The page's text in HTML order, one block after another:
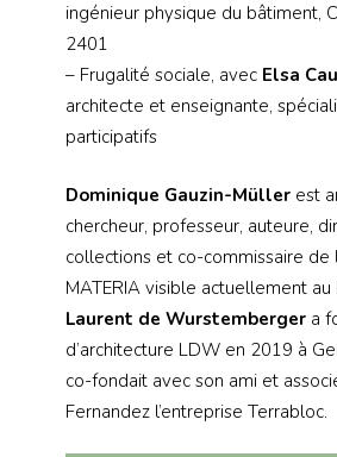
ingénieur physique du bâtiment,
2401
– Frugalité sociale, avec Elsa
architecte et enseignante,
participatifs
Dominique Gauzin-Müller est
chercheur, professeur, auteure,
collections et co-commissaire de
MATERIA visible actuellement au
Laurent de Wurstemberger a
d’architecture LDW en 2019 à
co-fondait avec son ami et
Fernandez l’entreprise Terrabloc.